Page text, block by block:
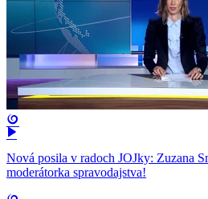
Nová posila v radoch JOJky: Zuzana
moderátorka spravodajstva!